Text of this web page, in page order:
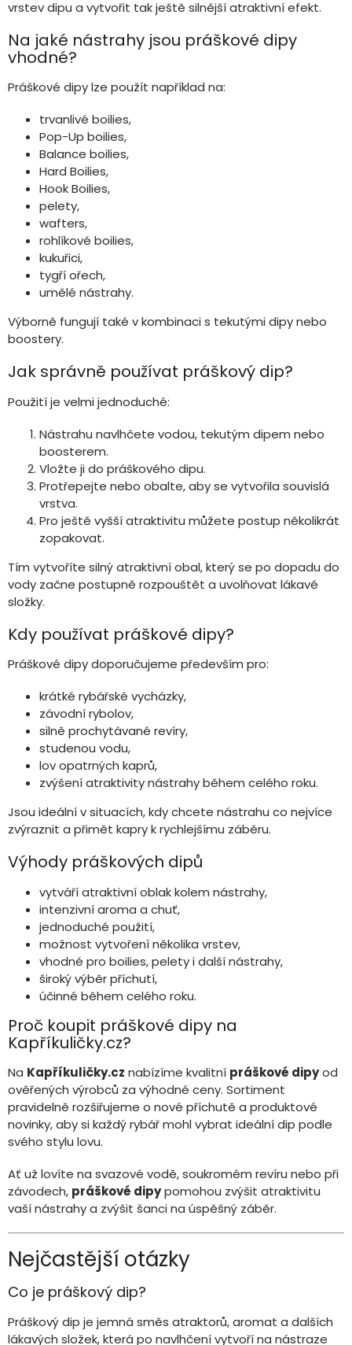
s
u
vrstev dipu a vytvořit tak ještě silnější atraktivní efekt.
Na jaké nástrahy jsou práškové dipy
vhodné?
Práškové dipy lze použít například na:
trvanlivé boilies,
Pop-Up boilies,
Balance boilies,
Hard Boilies,
Hook Boilies,
pelety,
wafters,
rohlíkové boilies,
kukuřici,
tygří ořech,
umělé nástrahy.
Výborně fungují také v kombinaci s tekutými dipy nebo
boostery.
Jak správně používat práškový dip?
Použití je velmi jednoduché:
Nástrahu navlhčete vodou, tekutým dipem nebo
boosterem.
Vložte ji do práškového dipu.
Protřepejte nebo obalte, aby se vytvořila souvislá
vrstva.
Pro ještě vyšší atraktivitu můžete postup několikrát
zopakovat.
Tím vytvoříte silný atraktivní obal, který se po dopadu do
vody začne postupně rozpouštět a uvolňovat lákavé
složky.
Kdy používat práškové dipy?
Práškové dipy doporučujeme především pro:
krátké rybářské vycházky,
závodní rybolov,
silně prochytávané revíry,
studenou vodu,
lov opatrných kaprů,
zvýšení atraktivity nástrahy během celého roku.
Jsou ideální v situacích, kdy chcete nástrahu co nejvíce
zvýraznit a přimět kapry k rychlejšímu záběru.
Výhody práškových dipů
vytváří atraktivní oblak kolem nástrahy,
intenzivní aroma a chuť,
jednoduché použití,
možnost vytvoření několika vrstev,
vhodné pro boilies, pelety i další nástrahy,
široký výběr příchutí,
účinné během celého roku.
Proč koupit práškové dipy na
Kapříkuličky.cz?
Na Kapříkuličky.cz nabízíme kvalitní práškové dipyod
ověřených výrobců za výhodné ceny. Sortiment
pravidelně rozšiřujeme o nové příchutě a produktové
novinky, aby si každý rybář mohl vybrat ideální dip podle
svého stylu lovu.
Ať už lovíte na svazové vodě, soukromém revíru nebo při
závodech, práškové dipypomohou zvýšit atraktivitu
vaší nástrahy a zvýšit šanci na úspěšný záběr.
Nejčastější otázky
Co je práškový dip?
Práškový dip je jemná směs atraktorů, aromat a dalších
lákavých složek, která po navlhčení vytvoří na nástraze